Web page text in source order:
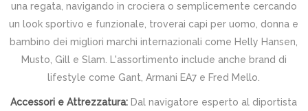
una regata, navigando in crociera o semplicemente cercando
un look sportivo e funzionale, troverai capi per uomo, donna e
bambino dei migliori marchi internazionali come Helly Hansen,
Musto, Gill e Slam. L'assortimento include anche brand di
lifestyle come Gant, Armani EA7 e Fred Mello.
Accessori e Attrezzatura: Dal navigatore esperto al diportista